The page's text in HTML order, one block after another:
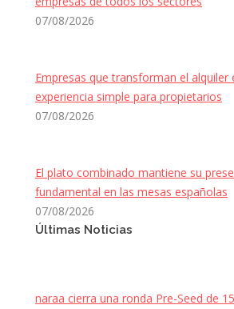
07/08/2026
Empresas que transforman el alquiler
experiencia simple para propietarios
07/08/2026
El plato combinado mantiene su
fundamental en las mesas españolas
07/08/2026
Últimas Noticias
naraa cierra una ronda Pre-Seed de